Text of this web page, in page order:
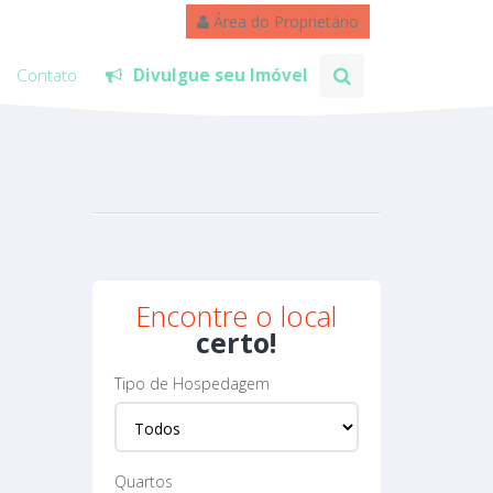
Área do Proprietário
Contato Divulgue seu Imóvel
Encontre o local
certo!
Tipo de Hospedagem
Quartos